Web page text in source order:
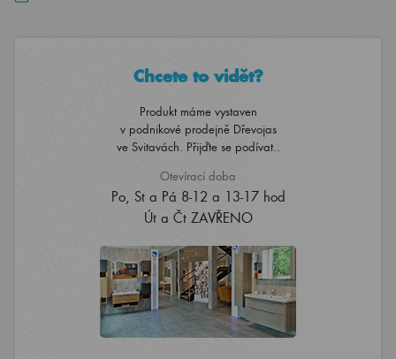
Chcete to vidět?
Produkt máme vystaven
v podnikové prodejně Dřevojas
ve Svitavách. Přijďte se podívat..
Otevírací doba
Po, St a Pá 8-12 a 13-17 hod
Út a Čt ZAVŘENO